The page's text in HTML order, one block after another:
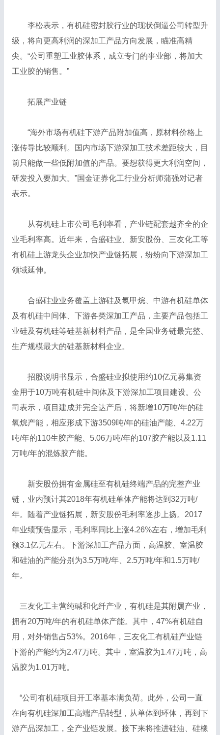
李松表示，有机硅密封胶行业的现状倒逼公司转型升
级，将向更高利润的深加工产品方向发展，瞄准高精
尖。“公司重塑工业胶体系，成立专门的事业部，将加大
工业胶的销售。”
拓展产业链
“海外市场有机硅下游产品附加值高，原材料价格上
涨传导比较顺利。国内市场下游深加工技术差距较大，目
前只能做一些低附加值的产品。要想获得更大利润空间，
研发投入要加大。”国金证券化工行业分析师蒲强对记者
表示。
从有机硅上市公司毛利率看，产业链配套越齐全的企
业毛利率高。近年来，合盛硅业、新安股份、三友化工等
有机硅上游龙头企业加快产业链拓展，纷纷向下游深加工
领域延伸。
合盛硅业业务覆盖上游硅及氯甲烷、中游有机硅单体
及有机硅中间体、下游各类深加工产品，主要产品包括工
业硅及有机硅等硅基新材料产品，是全国业务链最完整、
生产规模最大的硅基新材料企业。
招股说明书显示，合盛硅业拟使用约10亿元募集资
金用于10万吨有机硅中间体及下游深加工项目建设。公
司表示，项目建成并完全达产后，将新增10万吨/年的硅
氧烷产能，相应形成下游3509吨/年的硅油产能、4.22万
吨/年的110生胶产能、5.06万吨/年的107胶产能以及1.11
万吨/年的混炼胶产能。
新安股份拥有金属硅至有机硅终端产品的完整产业
链，业内预计其2018年有机硅单体产能将达到32万吨/
年。随着产业链拓展，新安股份毛利率逐步上扬。2017
年业绩预告显示，毛利率同比上涨4.26%左右，增加毛利
额3.1亿元左右。下游深加工产品方面，高温胶、室温胶
和硅油的产能分别为3.5万吨/年、2.5万吨/年和1.5万吨/
年。
三友化工主营纯碱和化纤产业，有机硅是其附属产业，
拥有20万吨/年的有机硅单体产能。其中，47%有机硅自
用，对外销售占53%。2016年，三友化工有机硅产业链
下游的产能约为2.47万吨。其中，室温胶为1.47万吨，高
温胶为1.01万吨。
“公司有机硅项目开工率基本满负荷。此外，公司一直
在向有机硅深加工高端产品转型，从单体到环体，再到下
游产品深加工，全产业链发展。接下来将推进硅油、硅橡